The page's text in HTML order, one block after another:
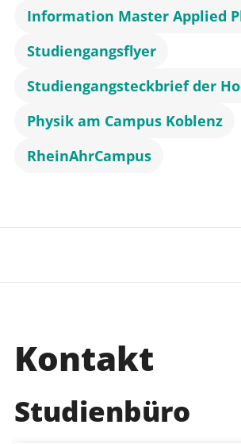
Information Master Applied
Studiengangsflyer
Studiengangsteckbrief der
Physik am Campus Koblenz
RheinAhrCampus
Kontakt
Studienbüro